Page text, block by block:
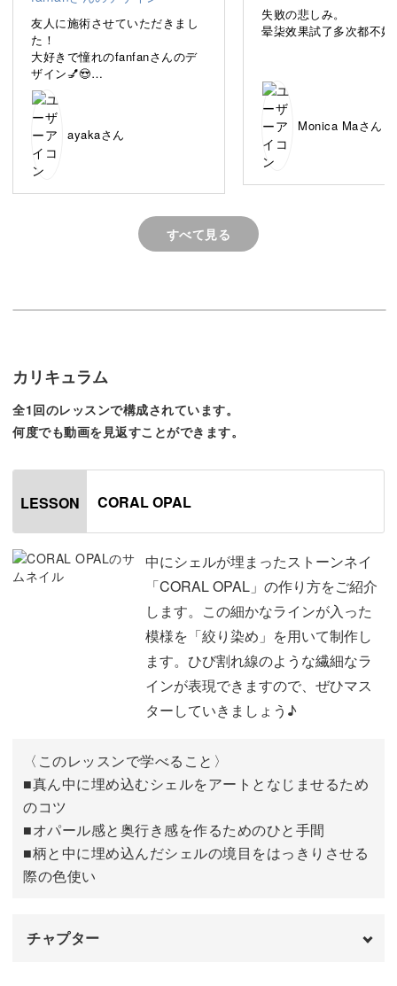
こちらは「絞り染め」という技法を用いて繊細なひび割れ
線のようなラインを作っていきます。
今回のレッスンでは、本格的な絞り染めの技法をFanfan先
生がレクチャー。
絞り染め技法に挑戦したことがない方でもマスターできる
ように一からじっくりと解説していきます。
ツ
色使い
などなど、繊細で複雑なアートだからこそマスターするべ
絞り染め技法や、細かいラインの描き方などの複雑な工程
は講座を何度も見返して完璧に習得しましょう。
Fanfan先生がレクチャーする本格絞り染め技法をぜひこの
機会にマスターしてくださいね。
ラーを使ったアートをレクチャーしていますが、カラーア
レンジは自由自在。
同じ技法を使いつつも、カラーを変えるだけでまた異なっ
た雰囲気のストーンネイルを作ることができます。
てください♪
友人に施術させていただきまし
た！
大好きで憧れのfanfanさんのデ
ザイン💅😍
どのように作っているのか、イ
ンスタのアカウントを見て自分
で研究しては上手くいかずを繰
り返していたので、今回受講す
ることで謎が解けましたー！細
かくなりすぎたお爪もあります
が、もっともっと練習して上手
ayakaさん
失败の悲しみ。
晕柒效果試了多次都不好
Monica Maさん
すべて見る
カリキュラム
全1回のレッスンで構成されています。
何度でも動画を見返すことができます。
LESSON CORAL OPAL
中にシェルが埋まったストーンネイ
「CORAL OPAL」の作り方をご紹介
します。この細かなラインが入った
模様を「絞り染め」を用いて制作し
ます。ひび割れ線のような繊細なラ
インが表現できますので、ぜひマス
ターしていきましょう♪
〈このレッスンで学べること〉
■真ん中に埋め込むシェルをアートとなじませるため
のコツ
■オパール感と奥行き感を作るためのひと手間
■柄と中に埋め込んだシェルの境目をはっきりさせる
際の色使い
チャプター